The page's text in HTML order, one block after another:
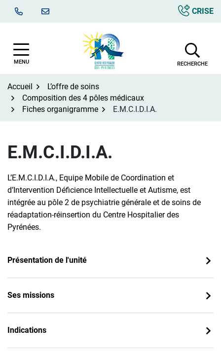
CRISE
MENU RECHERCHE
Accueil
L’offre de soins
Composition des 4 pôles médicaux
Fiches organigramme
E.M.C.I.D.I.A.
E.M.C.I.D.I.A.
L’E.M.C.I.D.I.A., Equipe Mobile de Coordination et
d’Intervention Déficience Intellectuelle et Autisme, est
intégrée au pôle 2 de psychiatrie générale et de soins de
réadaptation-réinsertion du Centre Hospitalier des
Pyrénées.
Présentation de l'unité
Ses missions
Indications